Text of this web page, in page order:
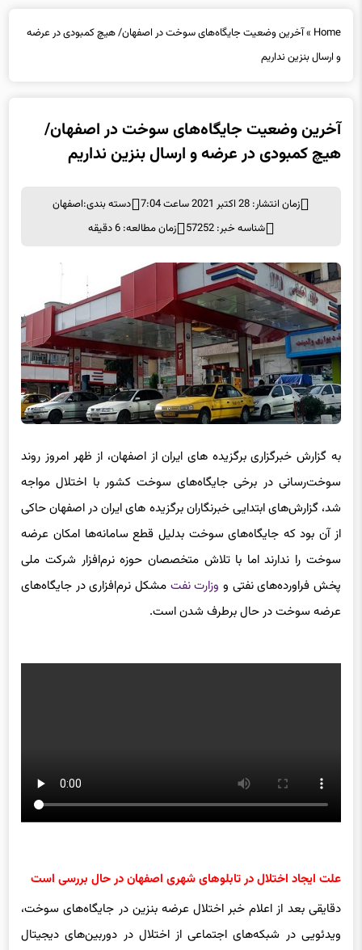
Home
»آخرین وضعیت جایگاه‌های سوخت در اصفهان/ هیچ کمبودی در عرضه
و ارسال بنزین نداریم
آخرین وضعیت جایگاه‌های سوخت در اصفهان/
هیچ کمبودی در عرضه و ارسال بنزین نداریم
زمان انتشار: 28 اکتبر 2021 ساعت 7:04 دسته بندی:اصفهان
شناسه خبر: 57252
زمان مطالعه: 6 دقیقه
به گزارش خبرگزاری برگزیده های ایران از اصفهان، از ظهر امروز روند
سوخت‌رسانی در برخی جایگاه‌های سوخت کشور با اختلال مواجه
شد، گزارش‌های ابتدایی خبرنگاران برگزیده های ایران در اصفهان حاکی
از آن بود که جایگاه‌های سوخت بدلیل قطع سامانه‌ها امکان عرضه
سوخت را ندارند اما با تلاش متخصصان حوزه نرم‌افزار شرکت ملی
پخش فراورده‌های نفتی و وزارت نفت مشکل نرم‌افزاری در جایگاه‌های
عرضه سوخت در حال برطرف شدن است.
علت ایجاد اختلال در تابلوهای شهری اصفهان در حال بررسی است
دقایقی بعد از اعلام خبر اختلال عرضه بنزین در جایگاه‌های سوخت،
ویدئویی در شبکه‌های اجتماعی از اختلال در دوربین‌های دیجیتال